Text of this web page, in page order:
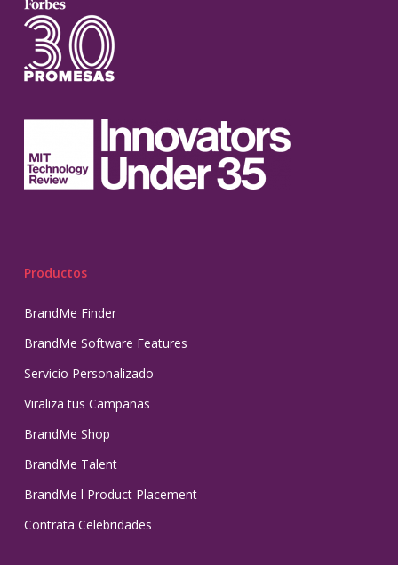
Productos
BrandMe Finder
BrandMe Software Features
Servicio Personalizado
Viraliza tus Campañas
BrandMe Shop
BrandMe Talent
BrandMe l Product Placement
Contrata Celebridades